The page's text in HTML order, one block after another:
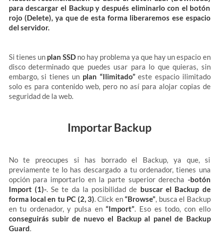
para descargar el Backup y después eliminarlo con el botón
rojo (Delete), ya que de esta forma liberaremos ese espacio
del servidor.
Si tienes un plan SSDno hay problema ya que hay un espacio en
disco determinado que puedes usar para lo que quieras, sin
embargo, si tienes un plan “Ilimitado”este espacio ilimitado
solo es para contenido web, pero no así para alojar copias de
seguridad de la web.
Importar Backup
No te preocupes si has borrado el Backup, ya que, si
previamente te lo has descargado a tu ordenador, tienes una
opción para importarlo en la parte superior derecha -botón
Import (1)-. Se te da la posibilidad de buscar el Backup de
forma local en tu PC (2, 3) . Click en“Browse” , busca el Backup
en tu ordenador, y pulsa en“Import” . Eso es todo, con ello
conseguirás subir de nuevo el Backup al panel de Backup
Guard